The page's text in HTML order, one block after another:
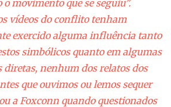
o movimento que se seguiu”.
vídeos do conflito tenham
exercido alguma influência tanto
simbólicos quanto em algumas
diretas, nenhum dos relatos dos
que ouvimos ou lemos sequer
a Foxconn quando questionados